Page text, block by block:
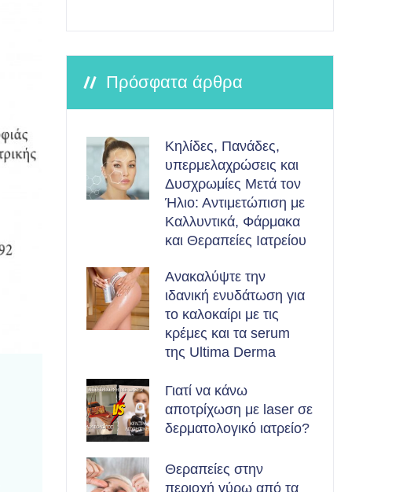
Πρόσφατα άρθρα
Κηλίδες, Πανάδες,
υπερμελαχρώσεις και
Δυσχρωμίες Μετά τον
Ήλιο: Αντιμετώπιση με
Καλλυντικά, Φάρμακα
και Θεραπείες Ιατρείου
Ανακαλύψτε την
ιδανική ενυδάτωση για
το καλοκαίρι με τις
κρέμες και τα serum
της Ultima Derma
Γιατί να κάνω
αποτρίχωση με laser σε
δερματολογικό ιατρείο?
Θεραπείες στην
περιοχή γύρω από τα